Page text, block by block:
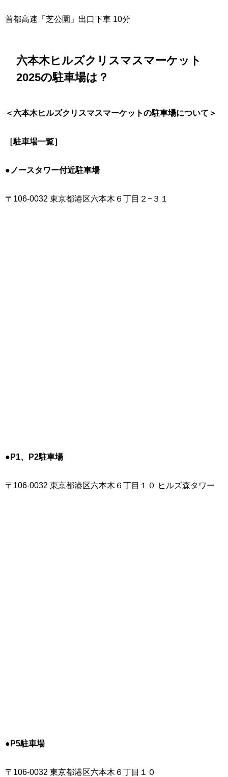
首都高速「芝公園」出口下車 10分
六本木ヒルズクリスマスマーケット
2025の駐車場は？
＜六本木ヒルズクリスマスマーケットの駐車場について＞
［駐車場一覧］
●ノースタワー付近駐車場
〒106-0032 東京都港区六本木６丁目２−３１
●P1、P2駐車場
〒106-0032 東京都港区六本木６丁目１０ ヒルズ森タワー
●P5駐車場
〒106-0032 東京都港区六本木６丁目１０